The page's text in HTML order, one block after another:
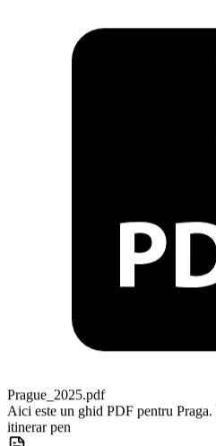
Prague_2025.pdf
Aici este un ghid PDF pentru Praga.
itinerar pentru prima zi cu un